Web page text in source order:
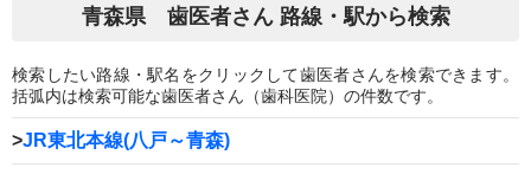
青森県 歯医者さん 路線・駅から検索
検索したい路線・駅名をクリックして歯医者さんを検索できます。
括弧内は検索可能な歯医者さん（歯科医院）の件数です。
>JR東北本線(八戸～青森)